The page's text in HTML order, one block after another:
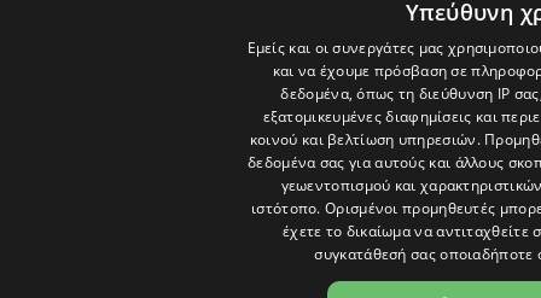
Υπεύθυνη
Εμείς και οι συνεργάτες μας
και να έχουμε πρόσβαση σε
δεδομένα, όπως τη διεύθυνση IP
εξατομικευμένες διαφημίσεις και
κοινού και βελτίωση υπηρεσιών.
δεδομένα σας για αυτούς και άλλους
γεωεντοπισμού και
ιστότοπο. Ορισμένοι προμηθευτές
έχετε το δικαίωμα να αντιταχθείτε
συγκατάθεσή σας οποιαδήποτε